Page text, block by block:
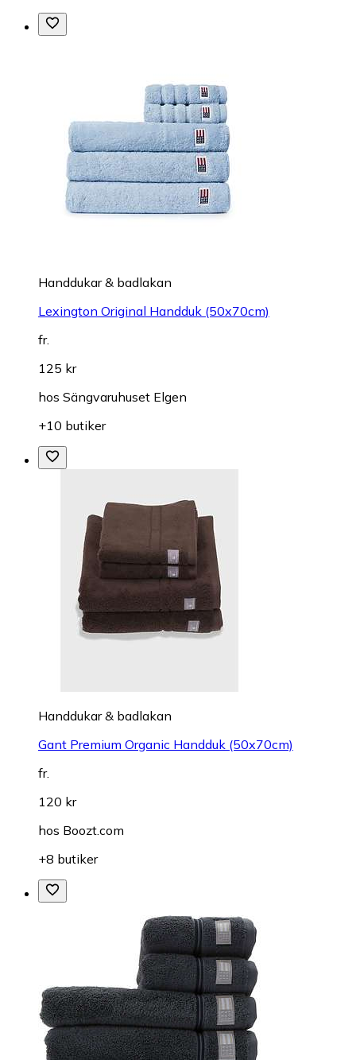
Handdukar & badlakan
Lexington Original Handduk (50x70cm)
fr.
125 kr
hos Sängvaruhuset Elgen
+10 butiker
Handdukar & badlakan
Gant Premium Organic Handduk (50x70cm)
fr.
120 kr
hos Boozt.com
+8 butiker